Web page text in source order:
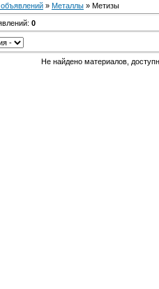
» Металлы » Метизы
: 0
Не найдено материалов,